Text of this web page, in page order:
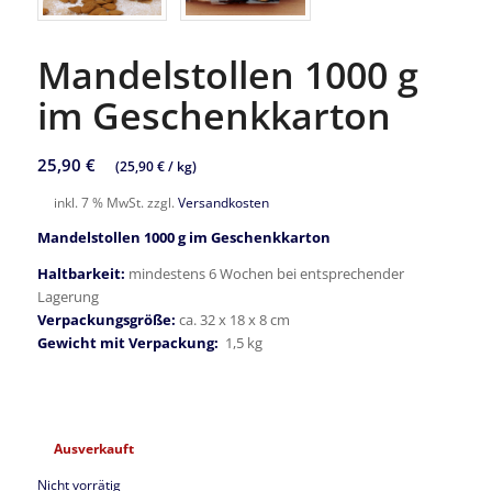
Mandelstollen 1000 g
im Geschenkkarton
25,90 € (25,90€/ kg)
inkl. 7 % MwSt. zzgl.Versandkosten
Mandelstollen 1000 g im Geschenkkarton
Haltbarkeit: mindestens 6 Wochen bei entsprechender
Lagerung
Verpackungsgröße: ca. 32 x 18 x 8 cm
Gewicht mit Verpackung: 1,5 kg
Ausverkauft
Nicht vorrätig